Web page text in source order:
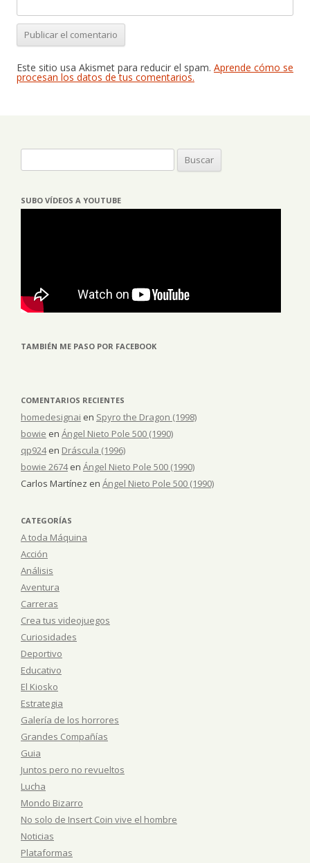
Este sitio usa Akismet para reducir el spam. Aprende cómo se
procesan los datos de tus comentarios.
SUBO VÍDEOS A YOUTUBE
TAMBIÉN ME PASO POR FACEBOOK
COMENTARIOS RECIENTES
homedesignai en Spyro the Dragon (1998)
bowie en Ángel Nieto Pole 500 (1990)
qp924en Dráscula (1996)
bowie 2674en Ángel Nieto Pole 500 (1990)
Carlos Martínez en Ángel Nieto Pole 500 (1990)
CATEGORÍAS
A toda Máquina
Acción
Análisis
Aventura
Carreras
Crea tus videojuegos
Curiosidades
Deportivo
Educativo
El Kiosko
Estrategia
Galería de los horrores
Grandes Compañías
Guia
Juntos pero no revueltos
Lucha
Mondo Bizarro
No solo de Insert Coin vive el hombre
Noticias
Plataformas